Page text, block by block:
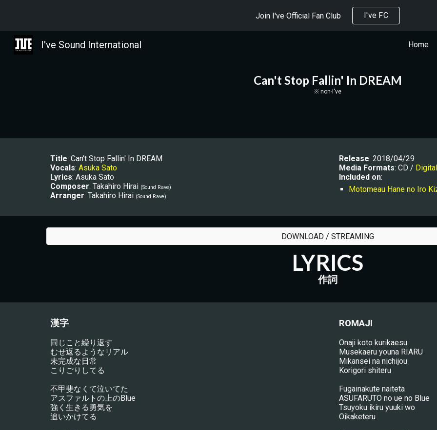
Skip to main content Skip to
Join I've Official Fan Club I've FC
I've Sound International Home
Can't Stop Fallin' In DREAM
※ non-I've
Title: Can't Stop Fallin' In DREAM
Vocals: Asuka Sato
Lyrics: Asuka Sato
Composer: Takahiro Hirai (Sound Rave)
Arranger: Takahiro Hirai (Sound Rave)
Release: 2018/04/29
Media Formats: CD / Digital
Included on:
Motomeau Hane no Iro
DOWNLOAD / STREAMING
LYRICS
作詞
漢字
同じこと繰り返す
むせ返るようなリアル
未完成な日常
こりごりしてる
不甲斐なくて泣いてた
アスファルトの上のBlue
強く生きる勇気を
追いかけてる
ROMAJI
Onaji koto kurikaesu
Musekaeru youna RIARU
Mikansei na nichijou
Korigori shiteru
Fugainakute naiteta
ASUFARUTO no ue no Blue
Tsuyoku ikiru yuuki wo
Oikaketeru